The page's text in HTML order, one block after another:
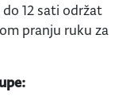
do 12 sati održat
pranju ruku za